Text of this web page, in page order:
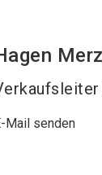
Merz
Mail senden